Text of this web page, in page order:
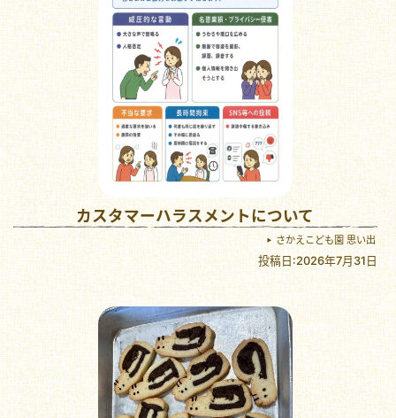
カスタマーハラスメントについて
さかえこども園 思い出
投稿日:2026年7月31日